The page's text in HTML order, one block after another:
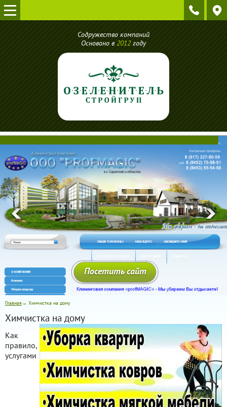
Содружество компаний
Основано в 2012году
Посетить сайт
Главная → Химчистка на дому
Химчистка на дому
Как
правило,
услугами